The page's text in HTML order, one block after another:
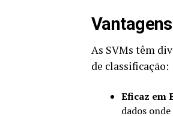
As SVMs têm
de classificação:
Eficaz em
dados